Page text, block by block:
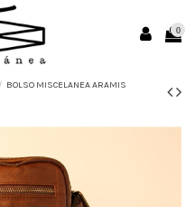
0
BOLSO MISCELANEA ARAMIS